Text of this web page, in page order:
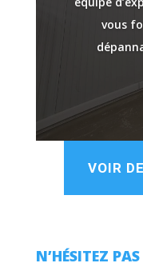
vous
VOIR
N’HÉSITEZ